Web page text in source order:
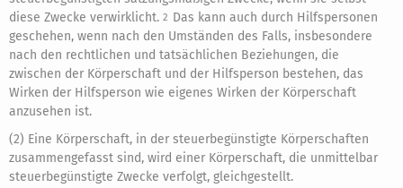
diese Zwecke verwirklicht. 2 Das kann auch durch Hilfspersonen
geschehen, wenn nach den Umständen des Falls, insbesondere
nach den rechtlichen und tatsächlichen Beziehungen, die
zwischen der Körperschaft und der Hilfsperson bestehen, das
Wirken der Hilfsperson wie eigenes Wirken der Körperschaft
anzusehen ist.
(2) Eine Körperschaft, in der steuerbegünstigte Körperschaften
zusammengefasst sind, wird einer Körperschaft, die unmittelbar
steuerbegünstigte Zwecke verfolgt, gleichgestellt.